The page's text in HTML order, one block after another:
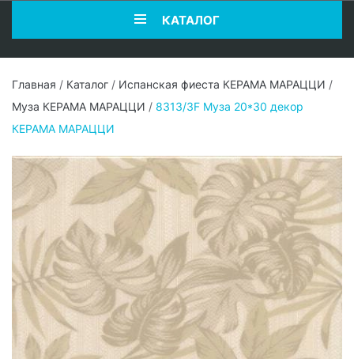
КАТАЛОГ
Главная / Каталог / Испанская фиеста КЕРАМА МАРАЦЦИ /
Муза КЕРАМА МАРАЦЦИ / 8313/3F Муза 20*30 декор
КЕРАМА МАРАЦЦИ